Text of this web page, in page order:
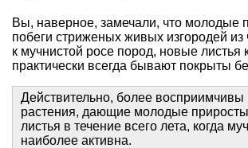
Вы, наверное, замечали, что молодые
побеги стриженых живых изгородей из
к мучнистой росе пород, новые листья
практически всегда бывают покрыты
Действительно, более восприимчивы
растения, дающие молодые
листья в течение всего лета, когда
наиболее активна.